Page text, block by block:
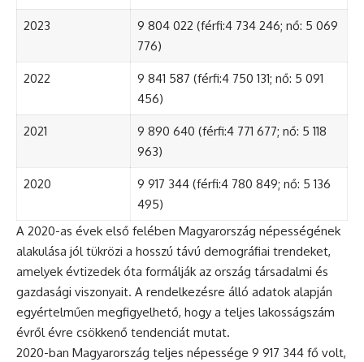
2023
9 804 022 (férfi:4 734 246; nő: 5 069
776)
2022
9 841 587 (férfi:4 750 131; nő: 5 091
456)
2021
9 890 640 (férfi:4 771 677; nő: 5 118
963)
2020
9 917 344 (férfi:4 780 849; nő: 5 136
495)
A 2020-as évek első felében Magyarország népességének
alakulása jól tükrözi a hosszú távú demográfiai trendeket,
amelyek évtizedek óta formálják az ország társadalmi és
gazdasági viszonyait. A rendelkezésre álló adatok alapján
egyértelműen megfigyelhető, hogy a teljes lakosságszám
évről évre csökkenő tendenciát mutat.
2020-ban Magyarország teljes népessége 9 917 344 fő volt,